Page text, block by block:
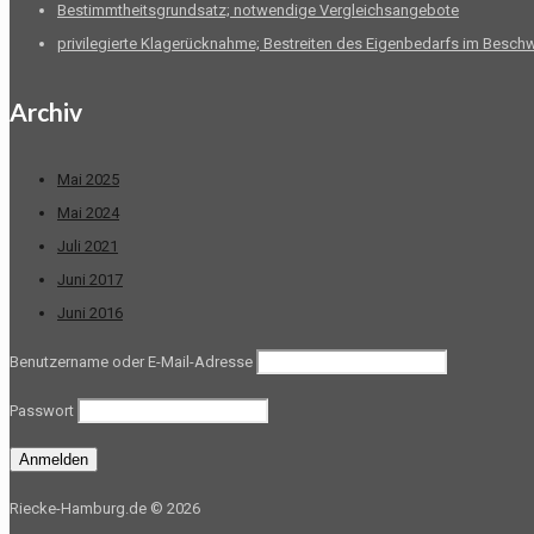
Bestimmtheitsgrundsatz; notwendige Vergleichsangebote
privilegierte Klagerücknahme; Bestreiten des Eigenbedarfs im
Archiv
Mai 2025
Mai 2024
Juli 2021
Juni 2017
Juni 2016
Benutzername oder E-Mail-Adresse
Passwort
Riecke-Hamburg.de © 2026